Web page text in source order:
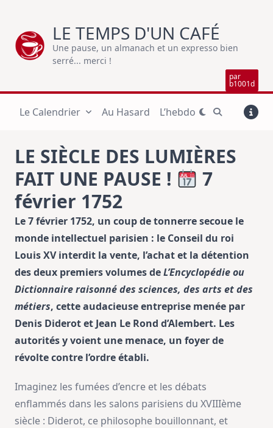
content
LE TEMPS D'UN CAFÉ
Une pause, un almanach et un expresso bien
serré... merci !
par
b1001d
Le Calendrier Au Hasard L’hebdo
LE SIÈCLE DES LUMIÈRES
FAIT UNE PAUSE !
7
février 1752
Le 7 février 1752, un coup de tonnerre secoue le
monde intellectuel parisien : le Conseil du roi
Louis XV interdit la vente, l’achat et la détention
des deux premiers volumes deL’Encyclopédie ou
Dictionnaire raisonné des sciences, des arts et des
métiers, cette audacieuse entreprise menée par
Denis Diderot et Jean Le Rond d’Alembert. Les
autorités y voient une menace, un foyer de
révolte contre l’ordre établi.
Imaginez les fumées d’encre et les débats
enflammés dans les salons parisiens du XVIIIème
siècle : Diderot, ce philosophe bouillonnant, et